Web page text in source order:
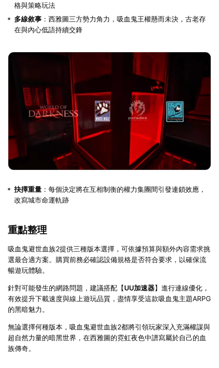
格與策略玩法
多線敘事 ：西雅圖三方勢力角力，吸血鬼王權懸而未決，古老存
在與內心低語持續交鋒
抉擇重量 ：每個決定將在互相制衡的權力集團間引發連鎖效應，
改寫城市命運軌跡
重點整理
吸血鬼避世血族2提供三種版本選擇，可依據預算與額外內容需求挑
選最合適方案。購買前務必確認設備規格是否符合要求，以確保流
暢遊玩體驗。
針對可能發生的網路問題，建議搭配【UU加速器】進行連線優化，
有效提升下載速度與線上遊玩品質，盡情享受這款吸血鬼主題ARPG
的黑暗魅力。
無論選擇何種版本，吸血鬼避世血族2都將引領玩家深入充滿權謀與
超自然力量的暗黑世界，在西雅圖的霓虹夜色中譜寫屬於自己的血
族傳奇。